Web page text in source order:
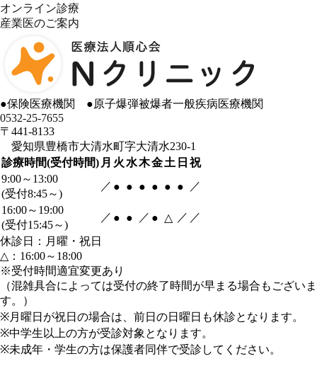
オンライン診療
産業医のご案内
●保険医療機関 ●原子爆弾被爆者一般疾病医療機関
0532-25-7655
〒441-8133
愛知県豊橋市大清水町字大清水230-1
診療時間(受付時間) 月 火 水木金土 日 祝
9:00～13:00
(受付8:45～)
／ ● ● ● ● ● ●
／
16:00～19:00
(受付15:45～)
／ ● ● ／ ● △ ／ ／
休診日：月曜・祝日
△：16:00～18:00
※受付時間適宜変更あり
（混雑具合によっては受付の終了時間が早まる場合もございま
す。）
※月曜日が祝日の場合は、前日の日曜日も休診となります。
※中学生以上の方が受診対象となります。
※未成年・学生の方は保護者同伴で受診してください。